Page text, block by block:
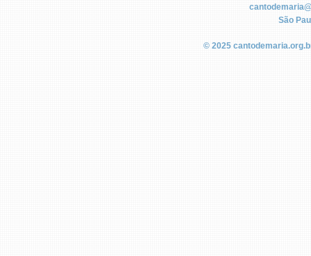
São
© 2025